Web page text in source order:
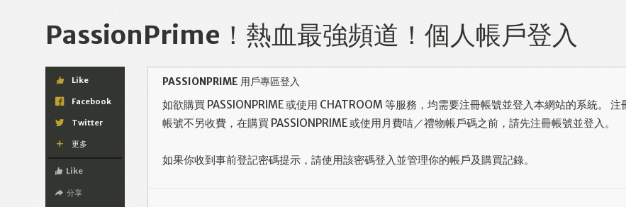
PassionPrime！熱血最強頻道！個人帳戶登入
Like
Facebook
Twitter
更多
Like
分享
PASSIONPRIME 用戶專區登入
如欲購買 PASSIONPRIME 或使用 CHATROOM 等服務，均需要注冊帳號並登入本網站的系統。 注
帳號不另收費，在購買 PASSIONPRIME 或使用月費咭／禮物帳戶碼之前，請先注冊帳號並登入。
如果你收到事前登記密碼提示，請使用該密碼登入並管理你的帳戶及購買記錄。